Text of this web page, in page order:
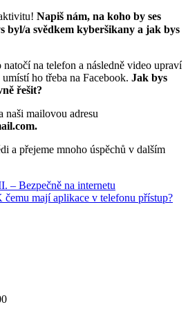
Napiš nám, na koho by ses
byl/a svědkem kyberšikany a jak bys
natočí na telefon a následně video upraví
ho třeba na Facebook. Jak bys
řešit?
naši mailovou adresu
a přejeme mnoho úspěchů v dalším
– Bezpečně na internetu
mají aplikace v telefonu přístup?